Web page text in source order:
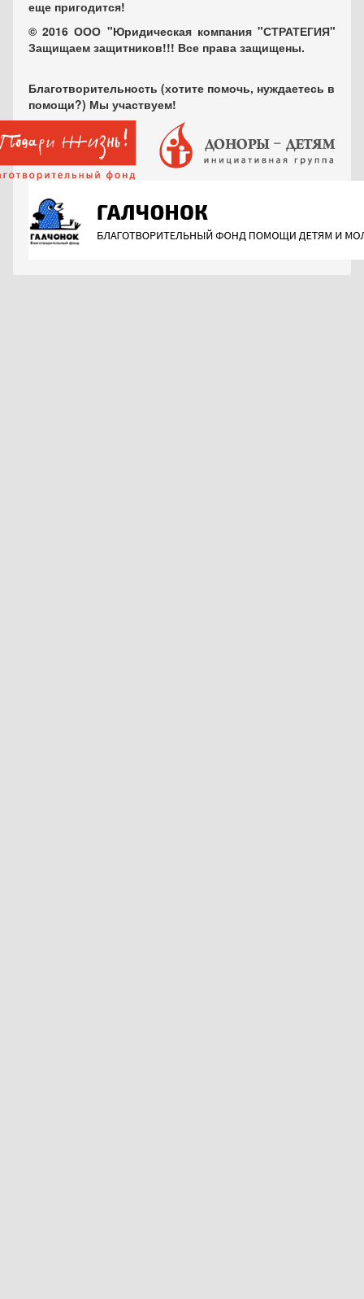
еще пригодится!
© 2016 ООО "Юридическая компания "СТРАТЕГИЯ"
Защищаем защитников!!! Все права защищены.
Благотворительность (хотите помочь, нуждаетесь в
помощи?) Мы участвуем!